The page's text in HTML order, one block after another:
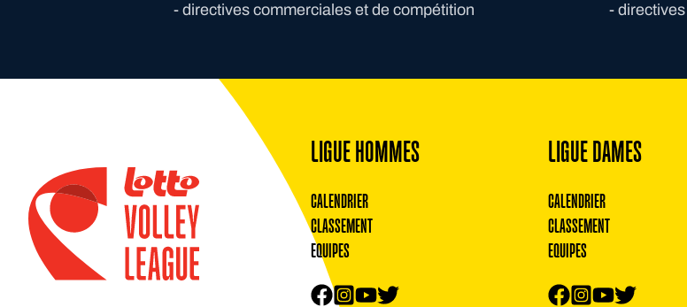
- directives commerciales et de compétition
-
LIGUE HOMMES
CALENDRIER
CLASSEMENT
EQUIPES
LIGUE DAMES
CALENDRIER
CLASSEMENT
EQUIPES